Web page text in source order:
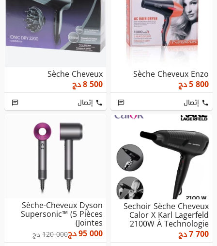
Sèche Cheveux Enzo
5 800دج
إتصال
Sèche Cheveux
8 500دج
إتصال
Sechoir Sèche Cheveux
Calor X Karl Lagerfeld
2100W À Technologie
Effiw...
7 700دج
Sèche-Cheveux Dyson
Supersonic™ (5 Pièces
Jointes)
95 000دج120 000دج